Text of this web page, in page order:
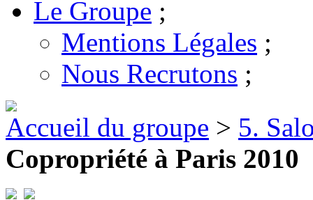
Le Groupe ;
Mentions Légales ;
Nous Recrutons ;
Accueil du groupe > 5.
Copropriété à Paris 2010